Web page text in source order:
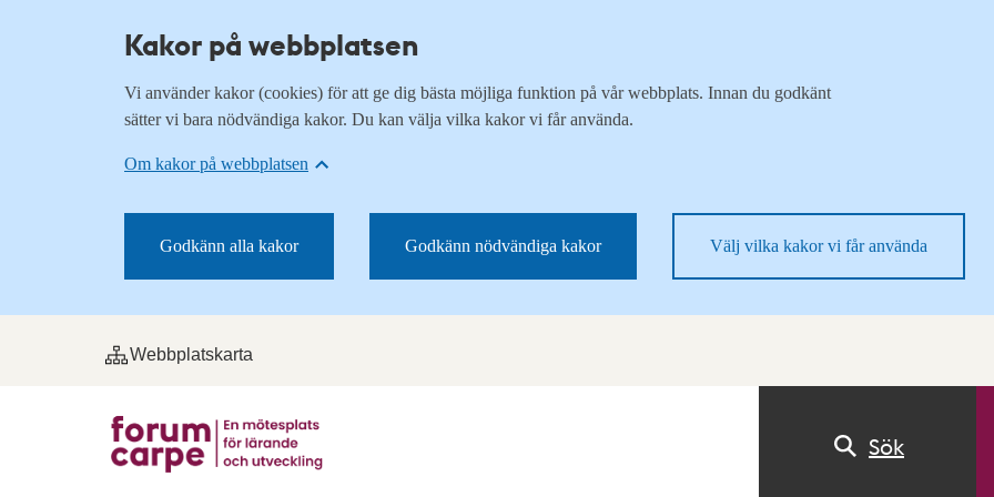
Kakor på webbplatsen
Vi använder kakor (cookies) för att ge dig bästa möjliga funktion på vår webbplats. Innan du godkänt
sätter vi bara nödvändiga kakor. Du kan välja vilka kakor vi får använda.
Om kakor på webbplatsen
Godkänn alla kakor Godkänn nödvändiga kakor Välj vilka kakor vi får använda
Webbplatskarta
Sök